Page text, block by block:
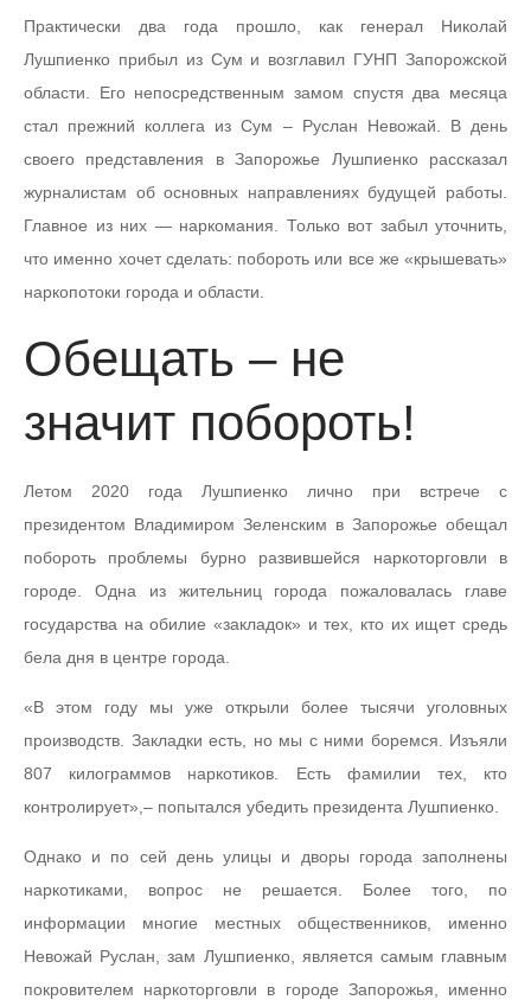
Практически два года прошло, как генерал Николай
Лушпиенко прибыл из Сум и возглавил ГУНП Запорожской
области. Его непосредственным замом спустя два месяца
стал прежний коллега из Сум – Руслан Невожай. В день
своего представления в Запорожье Лушпиенко рассказал
журналистам об основных направлениях будущей работы.
Главное из них — наркомания. Только вот забыл уточнить,
что именно хочет сделать: побороть или все же «крышевать»
наркопотоки города и области.
Обещать – не
значит побороть!
Летом 2020 года Лушпиенко лично при встрече с
президентом Владимиром Зеленским в Запорожье обещал
побороть проблемы бурно развившейся наркоторговли в
городе. Одна из жительниц города пожаловалась главе
государства на обилие «закладок» и тех, кто их ищет средь
бела дня в центре города.
«В этом году мы уже открыли более тысячи уголовных
производств. Закладки есть, но мы с ними боремся. Изъяли
807 килограммов наркотиков. Есть фамилии тех, кто
контролирует»,– попытался убедить президента Лушпиенко.
Однако и по сей день улицы и дворы города заполнены
наркотиками, вопрос не решается. Более того, по
информации многие местных общественников, именно
Невожай Руслан, зам Лушпиенко, является самым главным
покровителем наркоторговли в городе Запорожья, именно